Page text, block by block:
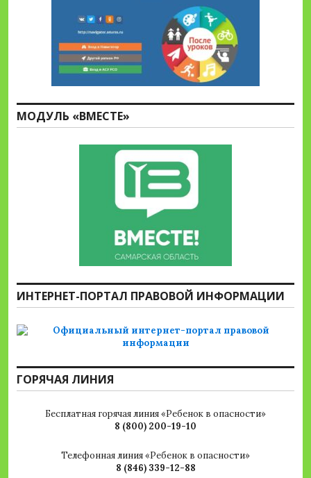
МОДУЛЬ «ВМЕСТЕ»
ИНТЕРНЕТ-ПОРТАЛ ПРАВОВОЙ ИНФОРМАЦИИ
ГОРЯЧАЯ ЛИНИЯ
Бесплатная горячая линия «Ребенок в опасности»
8 (800) 200-19-10
Телефонная линия «Ребенок в опасности»
8 (846) 339-12-88